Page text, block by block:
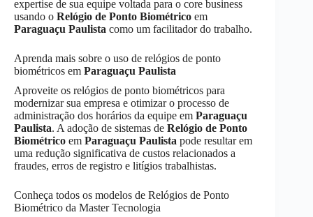
expertise de sua equipe voltada para o core business
usando o Relógio de Ponto Biométrico em
Paraguaçu Paulista como um facilitador do trabalho.
Aprenda mais sobre o uso de relógios de ponto
biométricos em Paraguaçu Paulista
Aproveite os relógios de ponto biométricos para
modernizar sua empresa e otimizar o processo de
administração dos horários da equipe em Paraguaçu
Paulista. A adoção de sistemas de Relógio de Ponto
Biométrico em Paraguaçu Paulista pode resultar em
uma redução significativa de custos relacionados a
fraudes, erros de registro e litígios trabalhistas.
Conheça todos os modelos de Relógios de Ponto
Biométrico da Master Tecnologia